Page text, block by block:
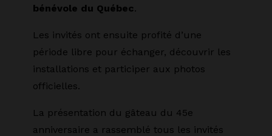
bénévole du Québec.
Les invités ont ensuite profité d’une
période libre pour échanger, découvrir les
installations et participer aux photos
officielles.
La présentation du gâteau du 45e
anniversaire a rassemblé tous les invités